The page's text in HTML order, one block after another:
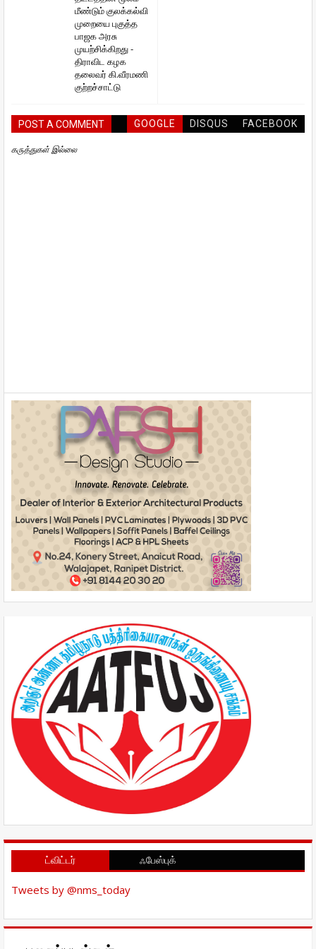
மீண்டும் குலக்கல்வி
முறையை புகுத்த
பாஜக அரசு
முயற்சிக்கிறது -
திராவிட கழக
தலைவர் கி.வீரமணி
குற்றச்சாட்டு
POST A COMMENT GOOGLE DISQUS FACEBOOK
கருத்துகள் இல்லை
ட்விட்டர் ஃபேஸ்புக்
Tweets by @nms_today